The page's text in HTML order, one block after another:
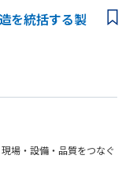
新を担当（現場からのニ
後の導入調整、工事の立
の集計から、企画、推進
半工程において、生産チ
経験
達成していただく必要が
ーとの円滑な連携を実現
理・理解し、的確な判断
を統括する製
場・設備・品質をつなぐ